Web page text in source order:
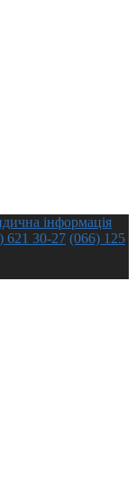
інформація
621 30-27 (066) 125